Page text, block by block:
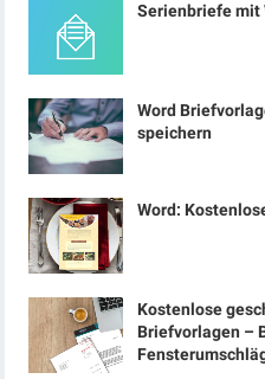
Serienbriefe mit
Word
speichern
Word:
Kostenlose
Briefvorlagen –